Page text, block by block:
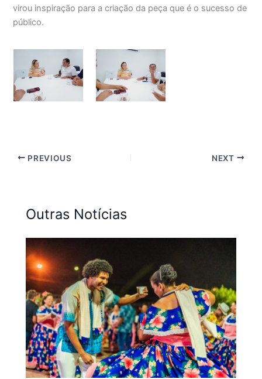
virou inspiração para a criação da peça que é o sucesso de
público.
PREVIOUS NEXT
Outras Notícias